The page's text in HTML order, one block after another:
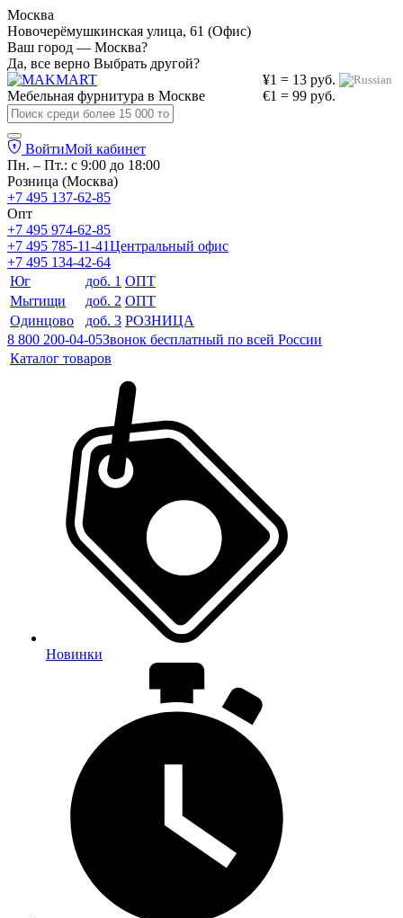
Москва
Новочерёмушкинская улица, 61 (Офис)
Ваш город — Москва?
Да, все верно Выбрать другой?
¥1 = 13 руб.
€1 = 99 руб.
Мебельная фурнитура в Москве
ВойтиМой кабинет
Пн. – Пт.: с 9:00 до 18:00
Розница (Москва)
+7 495 137-62-85
Опт
+7 495 974-62-85
+7 495 785-11-41Центральный офис
+7 495 134-42-64
Юг
доб. 1 ОПТ
Мытищи
доб. 2 ОПТ
Одинцово
доб. 3 РОЗНИЦА
8 800 200-04-05Звонок бесплатный по всей России
Каталог товаров
Новинки